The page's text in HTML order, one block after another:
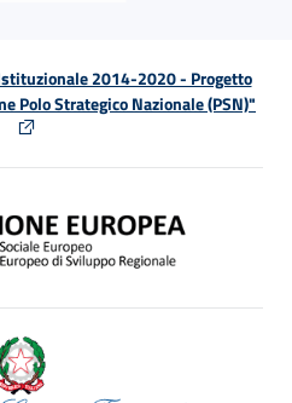
2014-2020 - Progetto
Polo Strategico Nazionale (PSN)"